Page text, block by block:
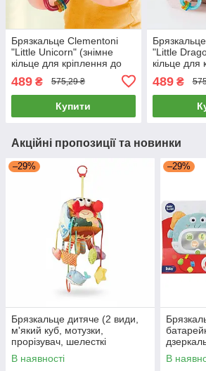
Брязкальце Clementoni
"Little Unicorn" (знімне
кільце для кріплення до
ліжечка) 17778
489 ₴ 575,29 ₴
Купити
"Little
кільце для
ліжечка)
489₴
Акційні пропозиції та новинки
–29%
Брязкальце дитяче (2 види,
м'який куб, мотузки,
прорізувач, шелесткі
елементи, пискавка, кільце-
тримач) 20690
В наявності
–29%
тварин,
В